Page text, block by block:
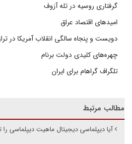
گرفتاری روسیه در تله آزوف
امیدهای اقتصاد عراق
دویست و پنجاه سالگی انقلاب آمریکا در
چهره‌های کلیدی دولت برنام
تلگراف گراهام برای ایران
مطالب مرتبط
آیا دیپلماسی دیجیتال ماهیت دیپلماسی را